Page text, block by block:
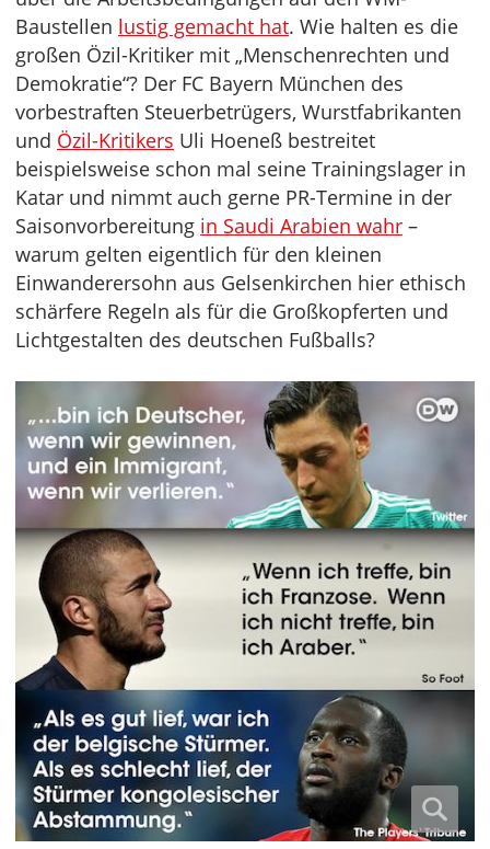
Baustellen lustig gemacht hat. Wie halten es die
großen Özil-Kritiker mit „Menschenrechten und
Demokratie“? Der FC Bayern München des
vorbestraften Steuerbetrügers, Wurstfabrikanten
und Özil-Kritikers Uli Hoeneß bestreitet
beispielsweise schon mal seine Trainingslager in
Katar und nimmt auch gerne PR-Termine in der
Saisonvorbereitung in Saudi Arabien wahr –
warum gelten eigentlich für den kleinen
Einwanderersohn aus Gelsenkirchen hier ethisch
schärfere Regeln als für die Großkopferten und
Lichtgestalten des deutschen Fußballs?